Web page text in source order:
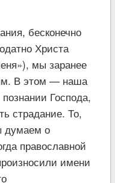
бесконечно
Христа
мы заранее
В этом — наша
Господа,
страдание. То,
думаем о
православной
имени